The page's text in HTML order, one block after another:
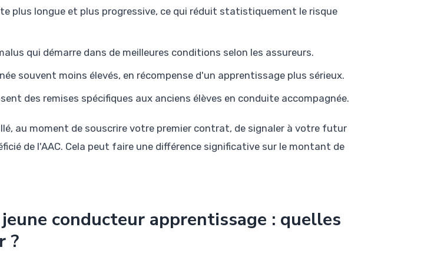
plus longue et plus progressive, ce qui réduit statistiquement le risque
qui démarre dans de meilleures conditions selon les assureurs.
souvent moins élevés, en récompense d'un apprentissage plus sérieux.
des remises spécifiques aux anciens élèves en conduite accompagnée.
au moment de souscrire votre premier contrat, de signaler à votre futur
de l'AAC. Cela peut faire une différence significative sur le montant de
conducteur apprentissage : quelles
?